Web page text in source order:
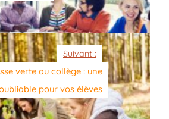
Suivant :
verte au collège : une
pour vos élèves